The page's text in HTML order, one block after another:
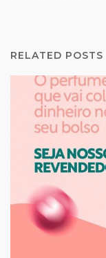
RELATED POSTS